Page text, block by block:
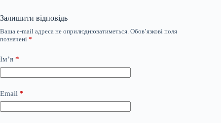
Залишити відповідь
Ваша e-mail адреса не оприлюднюватиметься. Обов’язкові поля
позначені *
Ім’я *
Email *